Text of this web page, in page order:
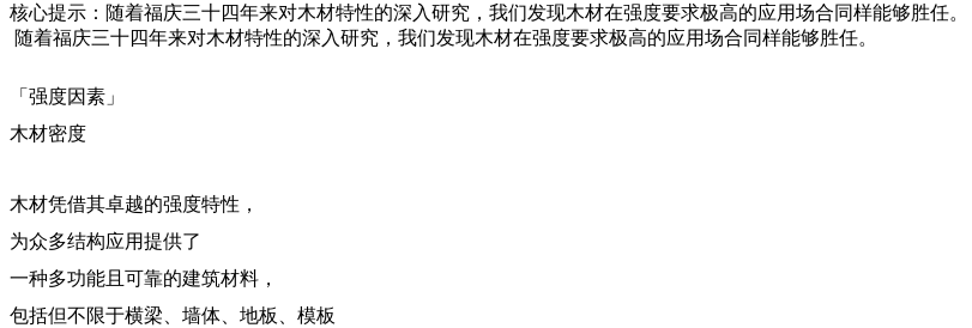
核心提示：随着福庆三十四年来对木材特性的深入研究，我们发现木材在强度要求极高的应用场合同样能够胜任
随着福庆三十四年来对木材特性的深入研究，我们发现木材在强度要求极高的应用场合同样能够胜任。
「强度因素」
木材密度
木材凭借其卓越的强度特性，
为众多结构应用提供了
一种多功能且可靠的建筑材料，
包括但不限于横梁、墙体、地板、模板